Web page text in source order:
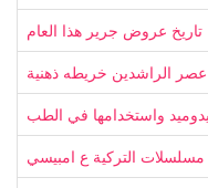
تاريخ عروض جرير هذا العام
عصر الراشدين خريطه ذهنية
واستخدامها في الطب
التركية ع امبيسي